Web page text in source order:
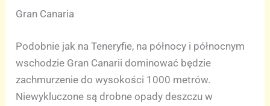
Gran Canaria
Podobnie jak na Teneryfie, na północy i północnym
wschodzie Gran Canarii dominować będzie
zachmurzenie do wysokości 1000 metrów.
Niewykluczone są drobne opady deszczu w